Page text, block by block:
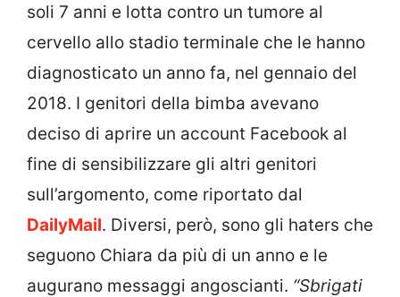
soli 7 anni e lotta contro un tumore al
cervello allo stadio terminale che le hanno
diagnosticato un anno fa, nel gennaio del
2018. I genitori della bimba avevano
deciso di aprire un account Facebook al
fine di sensibilizzare gli altri genitori
sull’argomento, come riportato dal
DailyMail. Diversi, però, sono gli haters che
seguono Chiara da più di un anno e le
augurano messaggi angoscianti. “Sbrigati